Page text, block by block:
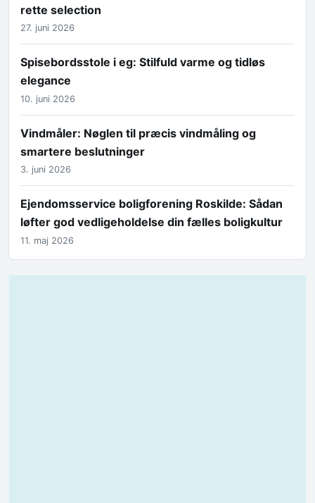
rette selection
27. juni 2026
Spisebordsstole i eg: Stilfuld varme og tidløs
elegance
10. juni 2026
Vindmåler: Nøglen til præcis vindmåling og
smartere beslutninger
3. juni 2026
Ejendomsservice boligforening Roskilde: Sådan
løfter god vedligeholdelse din fælles boligkultur
11. maj 2026